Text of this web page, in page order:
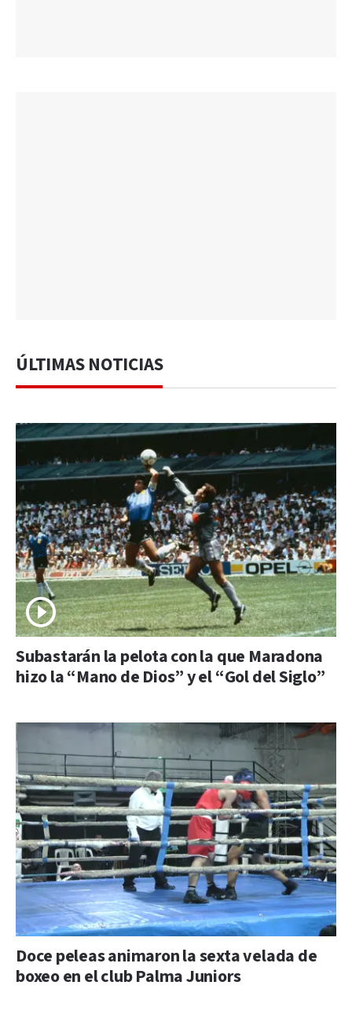
ÚLTIMAS NOTICIAS
Subastarán la pelota con la que Maradona
hizo la “Mano de Dios” y el “Gol del Siglo”
Doce peleas animaron la sexta velada de
boxeo en el club Palma Juniors